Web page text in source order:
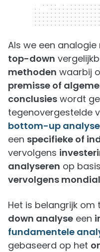
320 x 50
Als we een
top-down
methoden waarbij
premisse of
conclusies wordt
tegenovergestelde
bottom-up analyse
een specifieke of
vervolgens
analyseren op
vervolgens
Het is belangrijk
down analyse een
fundamentele
gebaseerd op het